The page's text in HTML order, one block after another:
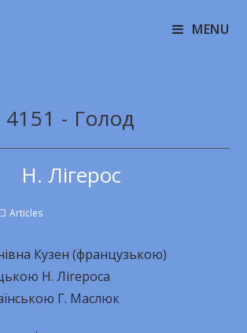
MENU
4151 - Голод
Н. Лігерос
Articles
Кузен (французькою)
Н. Лігероса
Г. Маслюк